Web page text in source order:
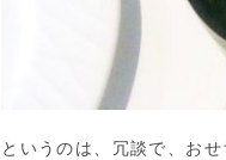
というのは、冗談で、お